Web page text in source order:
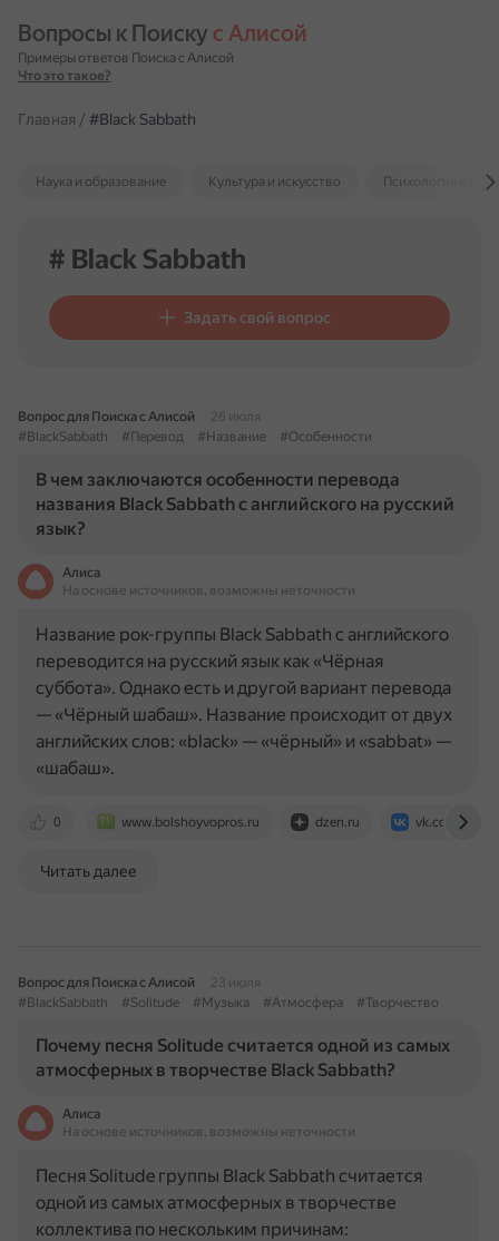
Вопросы к Поиску с Алисой
Примеры ответов Поиска с Алисой
Что это такое?
Главная / #Black Sabbath
Наука и образование Культура и искусство Психология и
# Black Sabbath
Задать свой вопрос
Вопрос для Поиска с Алисой
26 июля
#BlackSabbath
#Перевод #Название #Особенности
В чем заключаются особенности перевода
названия Black Sabbath с английского на русский
язык?
Алиса
На основе источников, возможны неточности
0 www.bolshoyvopros.ru dzen.ru vk.com
Название рок-группы Black Sabbath с английского
переводится на русский язык как «Чёрная
суббота». Однако есть и другой вариант перевода
— «Чёрный шабаш». Название происходит от двух
английских слов: «black» — «чёрный» и «sabbat» —
«шабаш».
Читать далее
Вопрос для Поиска с Алисой
23 июля
#BlackSabbath
#Solitude #Музыка #Атмосфера #Творчество
Почему песня Solitude считается одной из самых
атмосферных в творчестве Black Sabbath?
Алиса
На основе источников, возможны неточности
Песня Solitude группы Black Sabbath считается
одной из самых атмосферных в творчестве
коллектива по нескольким причинам: